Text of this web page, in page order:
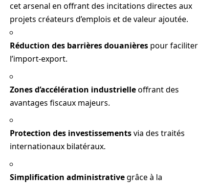
cet arsenal en offrant des incitations directes aux
projets créateurs d’emplois et de valeur ajoutée.
Réduction des barrières douanières pour faciliter
l’import-export.
Zones d’accélération industrielleoffrant des
avantages fiscaux majeurs.
Protection des investissementsvia des traités
internationaux bilatéraux.
Simplification administrativegrâce à la